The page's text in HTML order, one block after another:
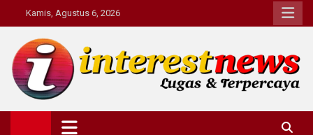
to
content
Kamis, Agustus 6, 2026
Interestnews.or.id